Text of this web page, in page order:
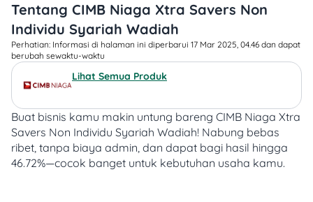
Tentang CIMB Niaga Xtra Savers Non
Individu Syariah Wadiah
Perhatian: Informasi di halaman ini diperbarui 17 Mar 2025, 04.46 dan dapat
berubah sewaktu-waktu​
Lihat Semua Produk
Buat bisnis kamu makin untung bareng CIMB Niaga Xtra
Savers Non Individu Syariah Wadiah! Nabung bebas
ribet, tanpa biaya admin, dan dapat bagi hasil hingga
46.72%—cocok banget untuk kebutuhan usaha kamu.